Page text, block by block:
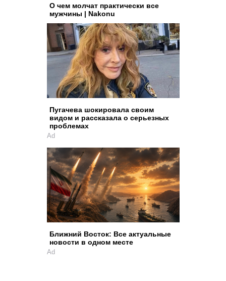
О чем молчат практически все
мужчины | Nakonu
Пугачева шокировала своим
видом и рассказала о серьезных
проблемах
Ad
Ближний Восток: Все актуальные
новости в одном месте
Ad